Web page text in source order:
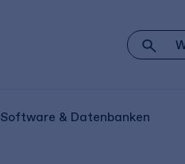
Software & Datenbanken